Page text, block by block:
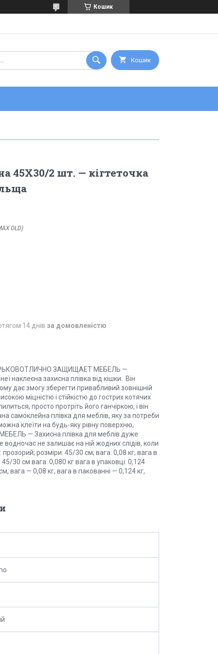
Кошик
Кошик
45X30/2 шт. — кігтеточка
OLD)
14 днів за домовленістю
ЗАЩИЩАЕТ МЕБЕЛЬ —
наклеєна захисна плівка від кішки. Він
дає змогу зберегти привабливий зовнішній
міцністю і стійкістю до гострих котячих
просто протріть його ганчіркою, і він
самоклейна плівка для меблів, яку за потреби
клеїти на будь-яку рівну поверхню,
— Захисна плівка для меблів дуже
водночас не залишає на ній жодних слідів, коли
розміри: 45/30 см; вага: 0,08 кг; вага в
30 см вага: 0,080 кг вага в упаковці: 0,124
— 0,08 кг, вага в пакованні — 0,124 кг,